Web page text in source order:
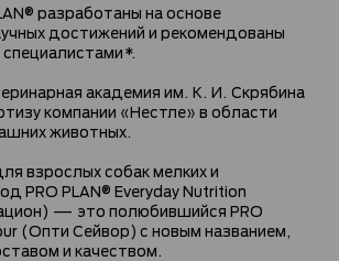
разработаны на основе
достижений и рекомендованы
академия им. К. И. Скрябина
компании «Нестле» в области
животных.
взрослых собак мелких и
PRO PLAN® Everyday Nutrition
— это полюбившийся PRO
(Опти Сейвор) с новым названием,
и качеством.